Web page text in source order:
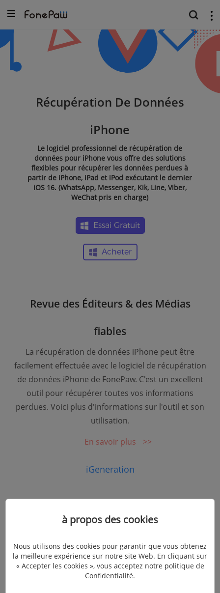
Récupération De Données
iPhone
Le logiciel professionnel de récupération de
données pour iPhone vous offre des solutions
flexibles pour récupérer les données perdues à
partir de iPhone, iPad et iPod exécutant le dernier
iOS 16. (WhatsApp, Messenger, Kik, Line, Viber,
WeChat pris en charge)
Essai Gratuit
Acheter
Revue des Éditeurs & des Médias
fiables
La récupération de données iPhone peut être
facilement effectuée avec le logiciel de récupération
de données iPhone de FonePaw. C'est un excellent
outil pour récupérer toutes vos informations
perdues. Voici plus d'informations sur l'outil et son
utilisation.
En savoir plus
iGeneration
Commentaires de nos clients
Ce que nos utilisateurs parlent de produit FonePaw
à propos des cookies
Nous utilisons des cookies pour garantir que vous obtenez
la meilleure expérience sur notre site Web. En cliquant sur
« Accepter les cookies », vous acceptez notre politique de
Confidentialité.